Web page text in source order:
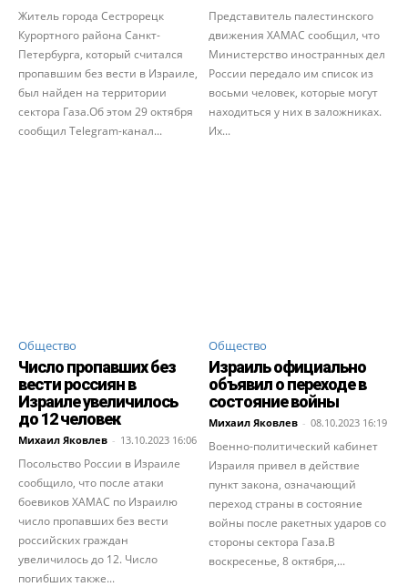
Житель города Сестрорецк
Курортного района Санкт-
Петербурга, который считался
пропавшим без вести в Израиле,
был найден на территории
сектора Газа.Об этом 29 октября
сообщил Telegram-канал...
Представитель палестинского
движения ХАМАС сообщил, что
Министерство иностранных дел
России передало им список из
восьми человек, которые могут
находиться у них в заложниках.
Их...
Общество
Число пропавших без
вести россиян в
Израиле увеличилось
до 12 человек
Михаил Яковлев - 13.10.2023 16:06
Посольство России в Израиле
сообщило, что после атаки
боевиков ХАМАС по Израилю
число пропавших без вести
российских граждан
увеличилось до 12. Число
погибших также...
Общество
Израиль официально
объявил о переходе в
состояние войны
Михаил Яковлев - 08.10.2023 16:19
Военно-политический кабинет
Израиля привел в действие
пункт закона, означающий
переход страны в состояние
войны после ракетных ударов со
стороны сектора Газа.В
воскресенье, 8 октября,...